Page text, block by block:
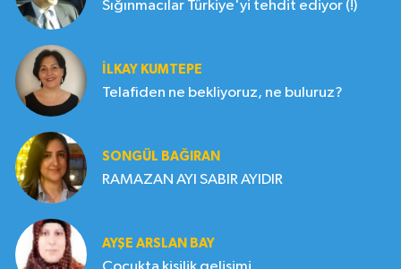
Sığınmacılar Türkiye'yi tehdit ediyor (!)
İLKAY KUMTEPE
Telafiden ne bekliyoruz, ne buluruz?
SONGÜL BAĞIRAN
RAMAZAN AYI SABIR AYIDIR
AYŞE ARSLAN BAY